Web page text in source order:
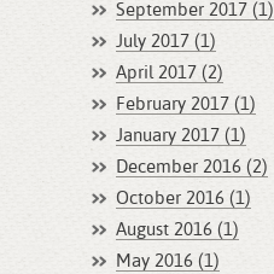
September 2017 (1)
July 2017 (1)
April 2017 (2)
February 2017 (1)
January 2017 (1)
December 2016 (2)
October 2016 (1)
August 2016 (1)
May 2016 (1)